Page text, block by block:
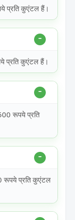
प्रति कुएंटल हैं।
प्रति कुएंटल हैं।
रूपये प्रति
रूपये प्रति कुएंटल